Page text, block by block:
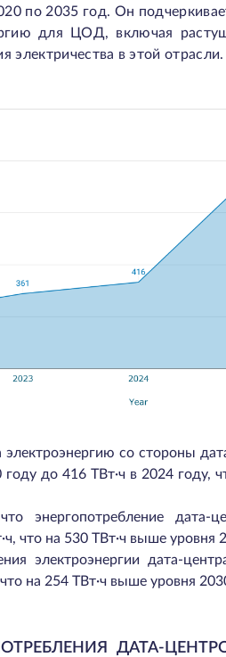
по 2035 год. Он
для ЦОД, включая
электричества в этой отрасли.
со стороны
году до 416 ТВт·ч в 2024 году,
что энергопотребление
что на 530 ТВт·ч выше уровня
электроэнергии дата-
на 254 ТВт·ч выше уровня
ДАТА-